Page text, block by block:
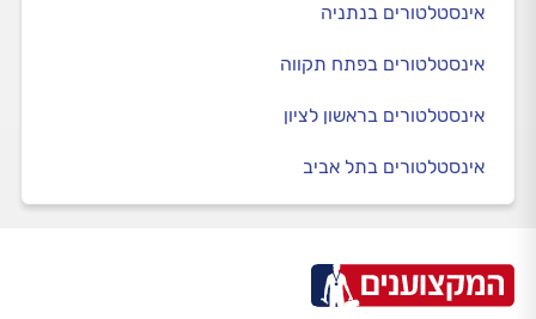
אינסטלטורים בנתניה
אינסטלטורים בפתח תקווה
אינסטלטורים בראשון לציון
אינסטלטורים בתל אביב